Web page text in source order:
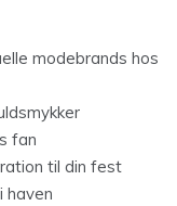
modebrands hos
fan
til din fest
haven